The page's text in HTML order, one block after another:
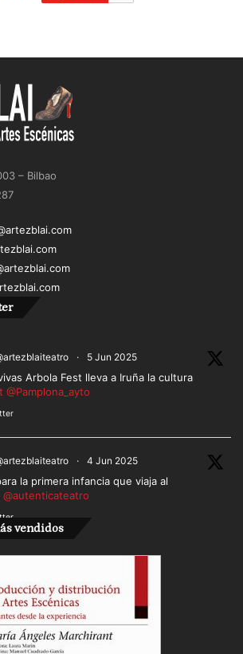
– Bilbao
· 5 Jun 2025
Arbola Fest lleva a Iruña la cultura
@Pamplona_ayto
· 4 Jun 2025
la primera infancia que viaja al
@autenticateatro
Cargar más
vendidos